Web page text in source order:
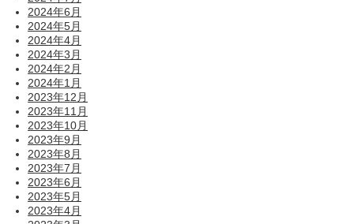
2024年6月
2024年5月
2024年4月
2024年3月
2024年2月
2024年1月
2023年12月
2023年11月
2023年10月
2023年9月
2023年8月
2023年7月
2023年6月
2023年5月
2023年4月